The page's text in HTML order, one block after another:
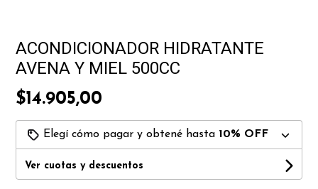
ACONDICIONADOR HIDRATANTE
AVENA Y MIEL 500CC
$14.905,00
Elegí cómo pagar y obtené hasta 10% OFF
Ver cuotas y descuentos